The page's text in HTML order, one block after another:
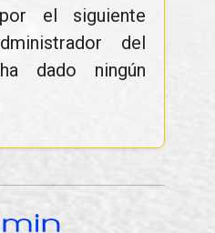
el siguiente
del
dado ningún